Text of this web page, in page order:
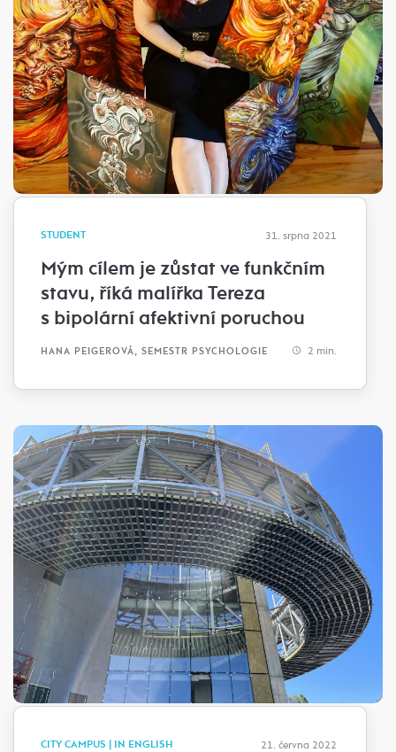
STUDENT 31. srpna 2021
Mým cílem je zůstat ve funkčním
stavu, říká malířka Tereza
s bipolární afektivní poruchou
HANA PEIGEROVÁ, SEMESTR PSYCHOLOGIE 2 min.
CITY CAMPUS | IN ENGLISH 21. června 2022